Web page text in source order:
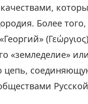
Более
«земледелие»